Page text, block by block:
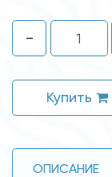
-
Купить
ОПИСАНИЕ